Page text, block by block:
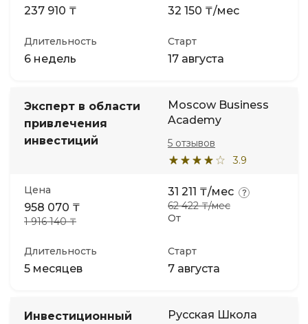
237 910 ₸ 32 150 ₸/мес
Длительность
6 недель
Старт
17 августа
Эксперт в области
привлечения
инвестиций
Moscow Business
Academy
3.9
5 отзывов
Цена
958 070 ₸
1 916 140 ₸ От
31 211 ₸/мес
62 422 ₸/мес
Длительность
5 месяцев
Старт
7 августа
Инвестиционный
Русская Школа